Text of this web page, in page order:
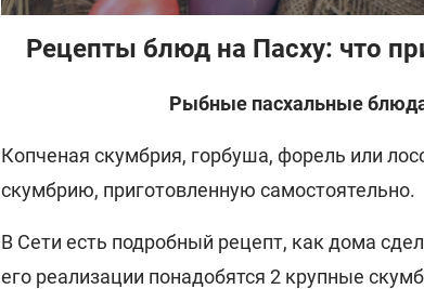
Рецепты блюд на Пасху: что
Рыбные пасхальные
Копченая скумбрия, горбуша, форель или
скумбрию, приготовленную самостоятельно.
В Сети есть подробный рецепт, как дома
его реализации понадобятся 2 крупные